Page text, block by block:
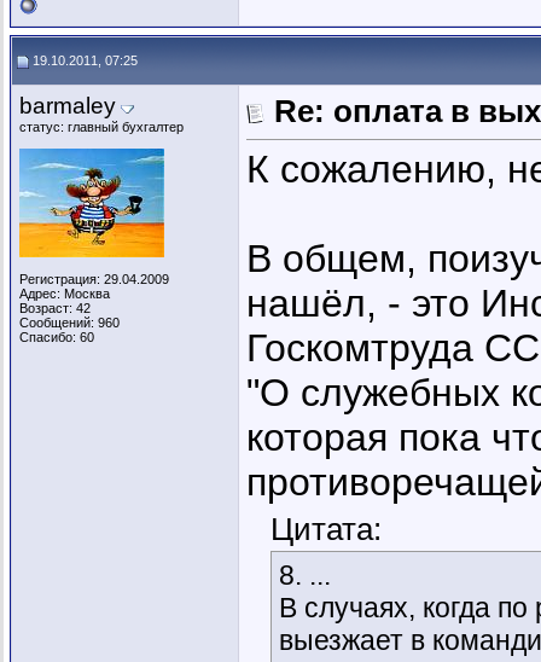
19.10.2011, 07:25
barmaley
статус: главный бухгалтер
Регистрация: 29.04.2009
Адрес: Москва
Возраст: 42
Сообщений: 960
Спасибо: 60
Re: оплата в
К сожалению,
В общем,
нашёл, - это
Госкомтруда
"О служебных
которая пока
Цитата:
8. ...
В случаях, когда
выезжает в